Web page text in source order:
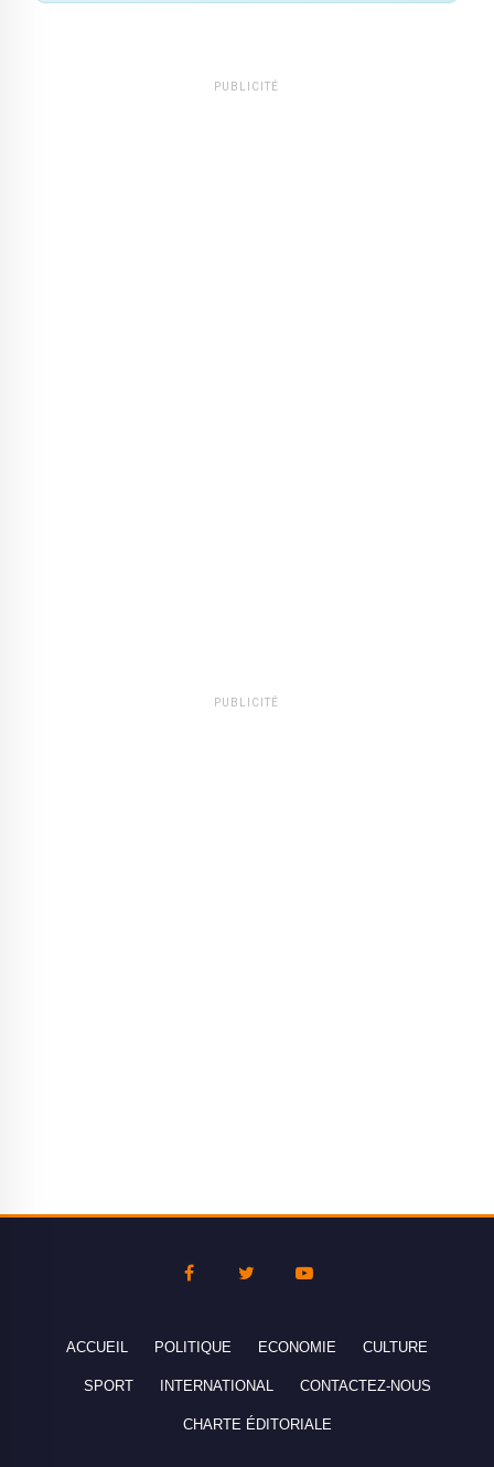
PUBLICITÉ
PUBLICITÉ
ACCUEIL POLITIQUE ECONOMIE CULTURE
SPORT INTERNATIONAL CONTACTEZ-NOUS
CHARTE ÉDITORIALE